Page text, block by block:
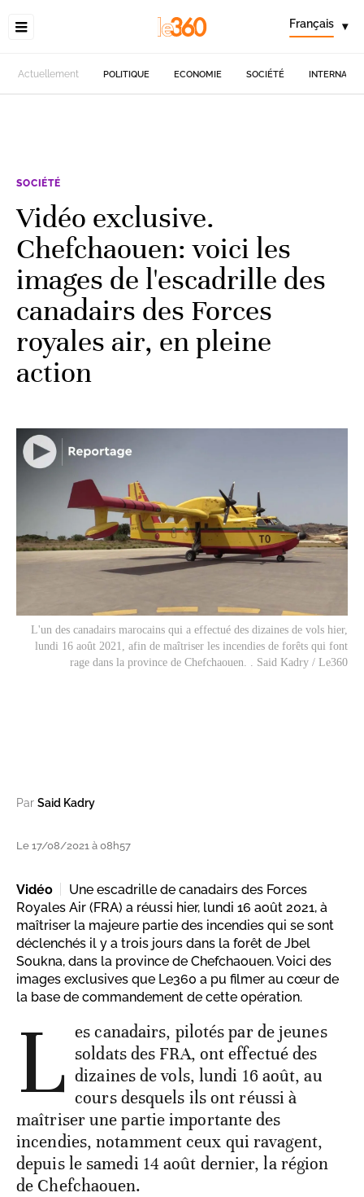
Français ▾
Actuellement POLITIQUE ECONOMIE SOCIÉTÉ
SOCIÉTÉ
Vidéo exclusive.
Chefchaouen: voici les
images de l'escadrille des
canadairs des Forces
royales air, en pleine
action
L'un des canadairs marocains qui a effectué des dizaines de vols hier,
lundi 16 août 2021, afin de maîtriser les incendies de forêts qui font
rage dans la province de Chefchaouen. . Said Kadry / Le360
Par Said Kadry
Le 17/08/2021 à 08h57
Vidéo
Une escadrille de canadairs des Forces
Royales Air (FRA) a réussi hier, lundi 16 août 2021, à
maîtriser la majeure partie des incendies qui se sont
déclenchés il y a trois jours dans la forêt de Jbel
Soukna, dans la province de Chefchaouen. Voici des
images exclusives que Le360 a pu filmer au cœur de
la base de commandement de cette opération.
L es canadairs, pilotés par de jeunes
soldats des FRA, ont effectué des
dizaines de vols, lundi 16 août, au
cours desquels ils ont réussi à
maîtriser une partie importante des
incendies, notamment ceux qui ravagent,
depuis le samedi 14 août dernier, la région
de Chefchaouen.